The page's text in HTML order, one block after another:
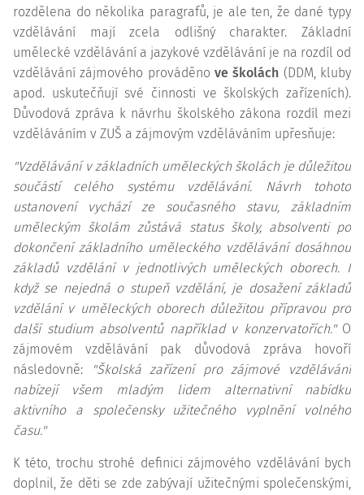
rozdělena do několika paragrafů, je ale ten, že dané typy
vzdělávání mají zcela odlišný charakter. Základní
umělecké vzdělávání a jazykové vzdělávání je na rozdíl od
vzdělávání zájmového prováděno ve školách (DDM, kluby
apod. uskutečňují své činnosti ve školských zařízeních).
Důvodová zpráva k návrhu školského zákona rozdíl mezi
vzděláváním v ZUŠ a zájmovým vzděláváním upřesňuje:
"Vzdělávání v základních uměleckých školách je důležitou
součástí celého systému vzdělávání. Návrh tohoto
ustanovení vychází ze současného stavu, základním
uměleckým školám zůstává status školy, absolventi po
dokončení základního uměleckého vzdělávání dosáhnou
základů vzdělání v jednotlivých uměleckých oborech. I
když se nejedná o stupeň vzdělání, je dosažení základů
vzdělání v uměleckých oborech důležitou přípravou pro
další studium absolventů například v konzervatořích." O
zájmovém vzdělávání pak důvodová zpráva hovoří
následovně:
"Školská zařízení pro zájmové vzdělávání
nabízejí všem mladým lidem alternativní nabídku
aktivního a společensky užitečného vyplnění volného
času."
K této, trochu strohé definici zájmového vzdělávání bych
doplnil, že děti se zde zabývají užitečnými společenskými,